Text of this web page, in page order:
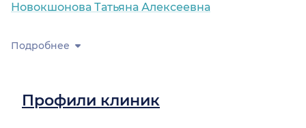
Новокшонова Татьяна Алексеевна
Подробнее
Профили клиник